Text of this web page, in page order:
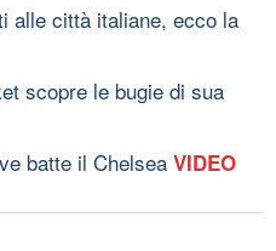
alle città italiane, ecco la
scopre le bugie di sua
batte il Chelsea VIDEO